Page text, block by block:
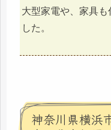
大型家電や、家具も
した。
神奈川県横浜